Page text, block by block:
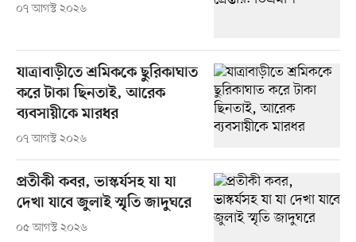
০৭ আগস্ট ২০২৬
যাত্রাবাড়ীতে শ্রমিককে ছুরিকাঘাত
করে টাকা ছিনতাই, আরেক
ব্যবসায়ীকে মারধর
০৭ আগস্ট ২০২৬
প্রতীকী কবর, ভাস্কর্যসহ যা যা
দেখা যাবে জুলাই স্মৃতি জাদুঘরে
০৫ আগস্ট ২০২৬